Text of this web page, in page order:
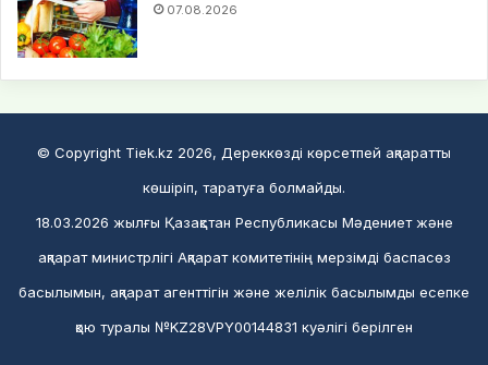
07.08.2026
© Copyright Tiek.kz 2026, Дереккөзді көрсетпей ақпаратты
көшіріп, таратуға болмайды.
18.03.2026 жылғы Қазақстан Республикасы Мәдениет және
ақпарат министрлігі Ақпарат комитетінің мерзімді баспасөз
басылымын, ақпарат агенттігін және желілік басылымды есепке
қою туралы №KZ28VPY00144831 куәлігі берілген